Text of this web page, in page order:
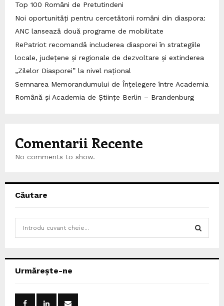
Top 100 Români de Pretutindeni
Noi oportunități pentru cercetătorii români din diaspora:
ANC lansează două programe de mobilitate
RePatriot recomandă includerea diasporei în strategiile
locale, județene și regionale de dezvoltare și extinderea
„Zilelor Diasporei” la nivel național
Semnarea Memorandumului de Înțelegere între Academia
Română și Academia de Științe Berlin – Brandenburg
Comentarii Recente
No comments to show.
Căutare
h
Urmărește-ne